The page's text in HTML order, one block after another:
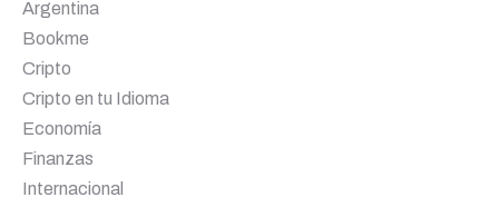
Argentina
Bookme
Cripto
Cripto en tu Idioma
Economía
Finanzas
Internacional